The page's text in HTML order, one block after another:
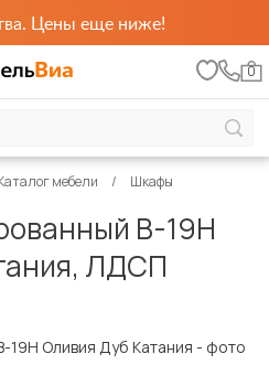
Цены еще ниже!
0
мебели Шкафы
В-19Н
ЛДСП